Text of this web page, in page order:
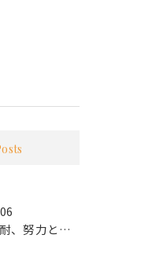
『根性、忍耐、努力という言葉は死語なのか』